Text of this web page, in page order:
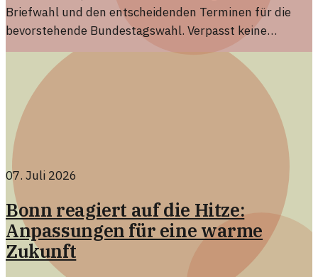
Briefwahl und den entscheidenden Terminen für die
bevorstehende Bundestagswahl. Verpasst keine
wichtigen Informationen.
07. Juli 2026
Bonn reagiert auf die Hitze:
Anpassungen für eine warme
Zukunft